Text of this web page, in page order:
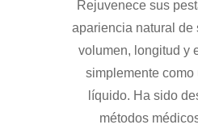
Rejuvenece sus
apariencia natural de
volumen, longitud y
simplemente
líquido. Ha sido
métodos